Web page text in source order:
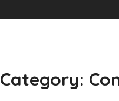
Category: